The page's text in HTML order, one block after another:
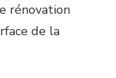
rénovation
de la